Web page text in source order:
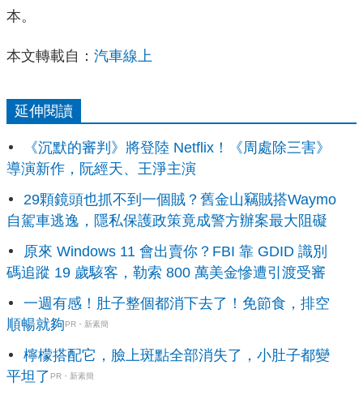
本。
本文轉載自： 汽車線上
延伸閱讀
《沉默的審判》將登陸 Netflix！《周處除三害》
導演新作，阮經天、王淨主演
29顆鏡頭也抓不到一個賊？舊金山竊賊搭Waymo
自駕車逃逸，隱私保護政策竟成警方辦案最大阻礙
原來 Windows 11 會出賣你？FBI 靠 GDID 識別
碼追蹤 19 歲駭客，勒索 800 萬美金慘遭引渡受審
一週有感！肚子整個都消下去了！免節食，排空
順暢就夠PR・新素簡
檸檬搭配它，臉上斑點全部消失了，小肚子都變
平坦了 PR・新素簡